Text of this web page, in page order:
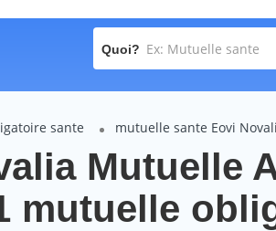
Quoi?
sante mutuelle sante Eovi
Mutuelle
mutuelle